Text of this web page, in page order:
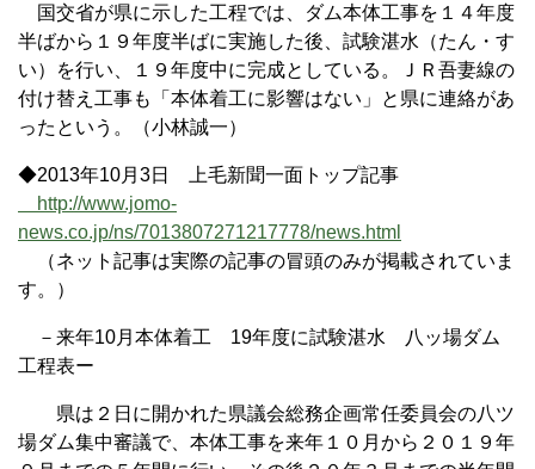
国交省が県に示した工程では、ダム本体工事を１４年度
半ばから１９年度半ばに実施した後、試験湛水（たん・す
い）を行い、１９年度中に完成としている。ＪＲ吾妻線の
付け替え工事も「本体着工に影響はない」と県に連絡があ
ったという。（小林誠一）
◆2013年10月3日 上毛新聞一面トップ記事
http://www.jomo-
news.co.jp/ns/7013807271217778/news.html
（ネット記事は実際の記事の冒頭のみが掲載されていま
す。）
－来年10月本体着工 19年度に試験湛水 八ッ場ダム
工程表ー
県は２日に開かれた県議会総務企画常任委員会の八ツ
場ダム集中審議で、本体工事を来年１０月から２０１９年